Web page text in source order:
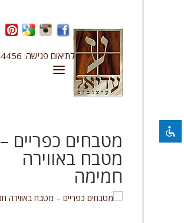
השבת את ההבזקים
סמן כותרות
צבע רקע
הקטן את הגופן
הגדל את הגופן
גופן קריא
לתיאום פגישה: 09-8344456
מטבחים כפריים –
מטבח באווירה
חמימה